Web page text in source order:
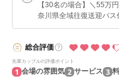
【30名の場合】＼55万
奈川県全域往復送迎バ
ティをご希望のおふたり
総合評価
先輩カップルの評価ポイント
1 会場の雰囲気 2 サービス 3